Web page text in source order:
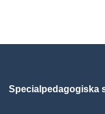
Specialpedagogiska